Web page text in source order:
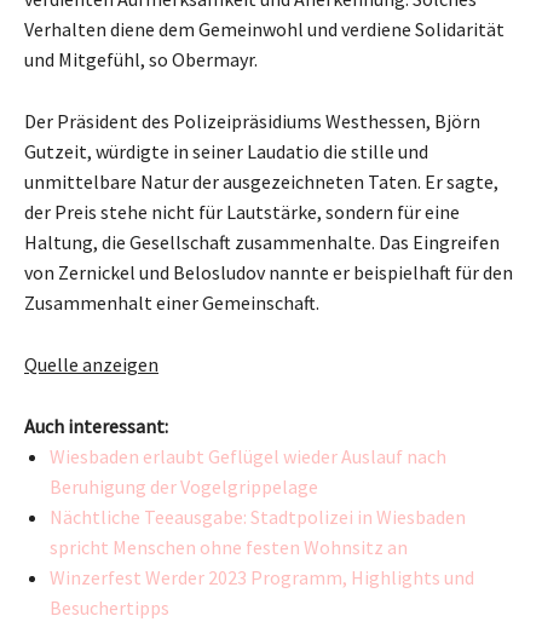
Verhalten diene dem Gemeinwohl und verdiene Solidarität
und Mitgefühl, so Obermayr.
Der Präsident des Polizeipräsidiums Westhessen, Björn
Gutzeit, würdigte in seiner Laudatio die stille und
unmittelbare Natur der ausgezeichneten Taten. Er sagte,
der Preis stehe nicht für Lautstärke, sondern für eine
Haltung, die Gesellschaft zusammenhalte. Das Eingreifen
von Zernickel und Belosludov nannte er beispielhaft für den
Zusammenhalt einer Gemeinschaft.
Quelle anzeigen
Auch interessant:
Wiesbaden erlaubt Geflügel wieder Auslauf nach
Beruhigung der Vogelgrippelage
Nächtliche Teeausgabe: Stadtpolizei in Wiesbaden
spricht Menschen ohne festen Wohnsitz an
Winzerfest Werder 2023 Programm, Highlights und
Besuchertipps